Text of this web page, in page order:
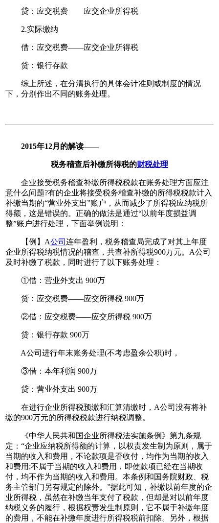
贷：应交税费——应交企业所得税
2.实际缴纳
借：应交税费——应交企业所得税
贷：银行存款
综上所述，在分清执行的具体会计准则或制度的情况
下，分别作出不同的账务处理。
2015年12月的解读——
税务稽查后补缴所得税的财税处理
企业接受税务稽查补缴所得税税款在账务处理方面应注
意什么问题?有的企业将接受税务稽查补缴的所得税税款计入
补缴当期的“营业外支出”账户，从而减少了所得税应纳税所
得额，这是错误的。正确的做法是通过“以前年度损益调
整”账户进行处理，下面举例说明：
【例】A公司 连年盈利，税务稽查局完成了对其上年度
企业所得税纳税情况的稽查，共查补所得税900万元。A公司
及时补缴了税款，同时进行了以下账务处理：
①借：营业外支出 900万
贷：应交税费——应交所得税 900万
②借：应交税费——应交所得税 900万
贷：银行存款 900万
A公司进行年末账务处理(不考虑盈余公积)时，
③借：本年利润 900万
贷：营业外支出 900万
在进行企业所得税预缴和汇算清缴时，A公司没有将补
缴的900万元的所得税税款进行纳税调整。
《中华人民共和国企业所得税法实施条例》第九条规
定：“企业应纳税所得额的计算，以权责发生制为原则，属于
当期的收入和费用，不论款项是否收付，均作为当期的收入
和费用;不属于当期的收入和费用，即使款项已经在当期收
付，均不作为当期的收入和费用。本条例和国务院财政、税
务主管部门另有规定的除外。”据此可知，补缴以前年度的企
业所得税，虽然在补缴当年支付了税款，但却是对以前年度
纳税义务的履行，根据权责发生制原则，它不属于补缴年度
的费用，不能在补缴年度进行所得税税前扣除。另外，根据